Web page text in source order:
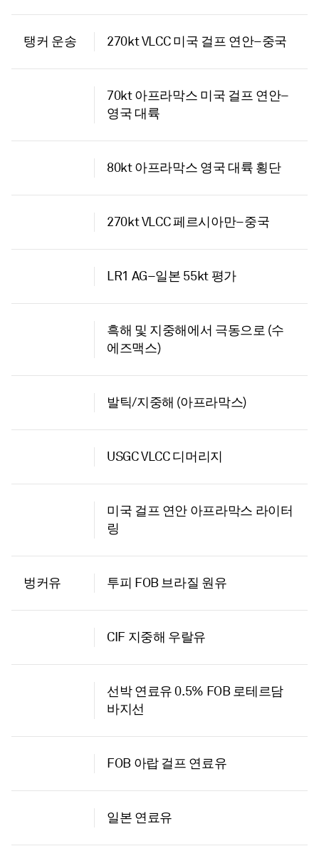
탱커 운송 270kt VLCC 미국 걸프 연안–중국
70kt 아프라막스 미국 걸프 연안–
영국 대륙
80kt 아프라막스 영국 대륙 횡단
270kt VLCC 페르시아만–중국
LR1 AG–일본 55kt 평가
흑해 및 지중해에서 극동으로 (수
에즈맥스)
발틱/지중해 (아프라막스)
USGC VLCC 디머리지
미국 걸프 연안 아프라막스 라이터
링
벙커유 투피 FOB 브라질 원유
CIF 지중해 우랄유
선박 연료유 0.5% FOB 로테르담
바지선
FOB 아랍 걸프 연료유
일본 연료유